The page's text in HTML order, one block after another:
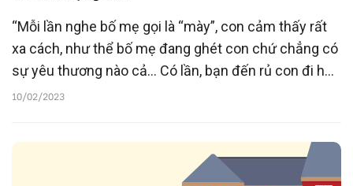
“Mỗi lần nghe bố mẹ gọi là “mày”, con cảm thấy rất
xa cách, như thể bố mẹ đang ghét con chứ chẳng có
sự yêu thương nào cả... Có lần, bạn đến rủ con đi học
thấy nhà mình nói chuyện oang oang, bạn tưởng cãi
10/02/2023